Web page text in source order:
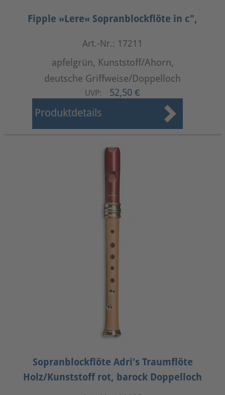
Fipple »Lere« Sopranblockflöte in c",
Art.-Nr.: 17211
apfelgrün, Kunststoff/Ahorn,
deutsche Griffweise/Doppelloch
UVP: 52,50 €
Produktdetails
Sopranblockflöte Adri's Traumflöte
Holz/Kunststoff rot, barock Doppelloch